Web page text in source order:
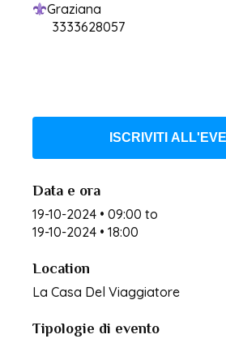
Graziana
3333628057
ISCRIVITI
Data e ora
19-10-2024 • 09:00 to
19-10-2024 • 18:00
Location
La Casa Del Viaggiatore
Tipologie di evento